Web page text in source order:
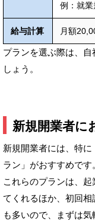
例：就
給与計算 月額
プランを選ぶ際は、
しょう。
新規開業者に
新規開業者には、特
ラン」がおすすめです
これらのプランは、
てくれるほか、初回
も多いので、まずは気